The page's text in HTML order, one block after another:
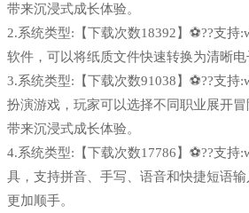
带来沉浸式成长体验。
2.系统类型:【下载次数18392】⚽??支
软件，可以将纸质文件快速转换为清晰
3.系统类型:【下载次数91038】⚽??支
扮演游戏，玩家可以选择不同职业展开
带来沉浸式成长体验。
4.系统类型:【下载次数17786】⚽??支
具，支持拼音、手写、语音和快捷短语
更加顺手。